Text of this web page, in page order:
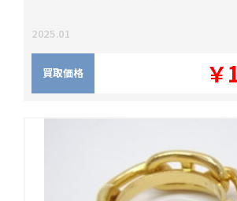
2025.01
買取価格